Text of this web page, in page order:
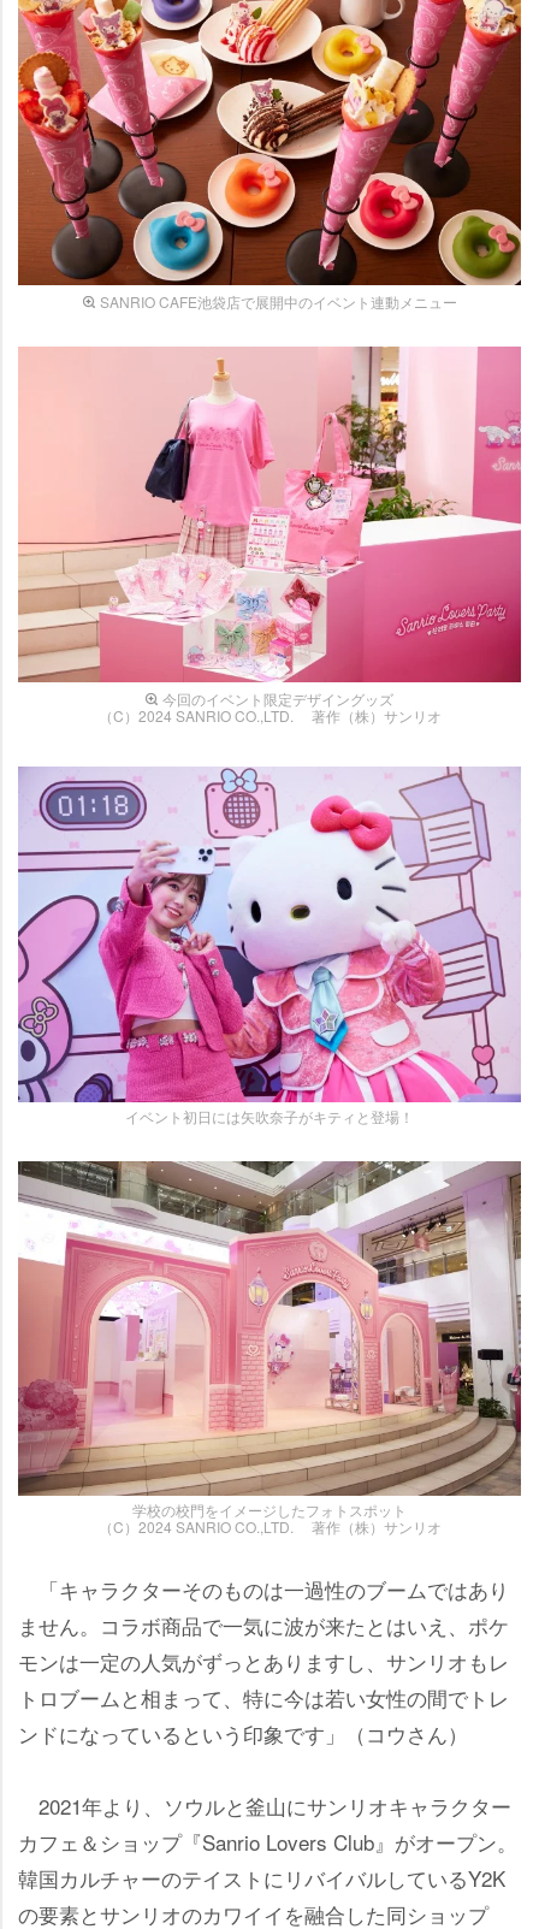
SANRIO CAFE池袋店で展開中のイベント連動メニュー
今回のイベント限定デザイングッズ
（C）2024 SANRIO CO.,LTD. 著作（株）サンリオ
イベント初日には矢吹奈子がキティと登場！
学校の校門をイメージしたフォトスポット
（C）2024 SANRIO CO.,LTD. 著作（株）サンリオ
「キャラクターそのものは一過性のブームではあり
ません。コラボ商品で一気に波が来たとはいえ、ポケ
モンは一定の人気がずっとありますし、サンリオもレ
トロブームと相まって、特に今は若い女性の間でトレ
ンドになっているという印象です」（コウさん）
2021年より、ソウルと釜山にサンリオキャラクター
カフェ＆ショップ『Sanrio Lovers Club』がオープン。
韓国カルチャーのテイストにリバイバルしているY2K
の要素とサンリオのカワイイを融合した同ショップ